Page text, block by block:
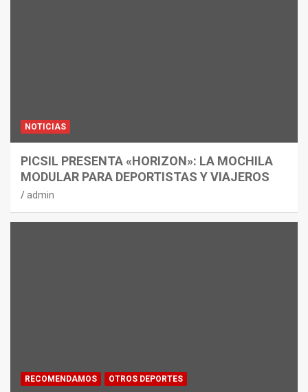
NOTICIAS
PICSIL PRESENTA «HORIZON»: LA MOCHILA
MODULAR PARA DEPORTISTAS Y VIAJEROS
admin
RECOMENDAMOS OTROS DEPORTES